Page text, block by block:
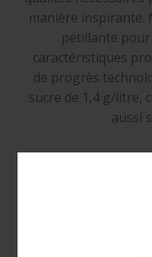
manière inspirante.
pétillante pour
caractéristiques
de progrès
sucre de 1,4 g/litre,
aussi
reflets gris
Le nez est frais et